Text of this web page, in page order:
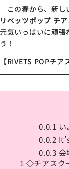
―この春から、新し
リベッツポップ チ
元気いっぱいに頑張
う！
【RIVETS POPチ
0.0.1 い
0.0.2
0.0.3 会
1 ◇チアスク